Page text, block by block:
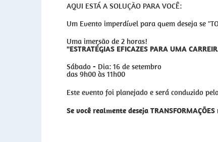
AQUI ESTÁ A SOLUÇÃO PARA VOCÊ:
Um Evento imperdível para quem deseja se
Uma imersão de 2 horas!
"ESTRATÉGIAS EFICAZES PARA UMA
Sábado - Dia: 16 de setembro
das 9h00 às 11h00
Este evento foi planejado e será conduzido
Se você realmente deseja